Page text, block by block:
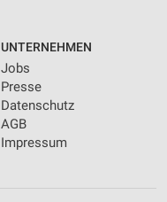
UNTERNEHMEN
Jobs
Presse
Datenschutz
AGB
Impressum